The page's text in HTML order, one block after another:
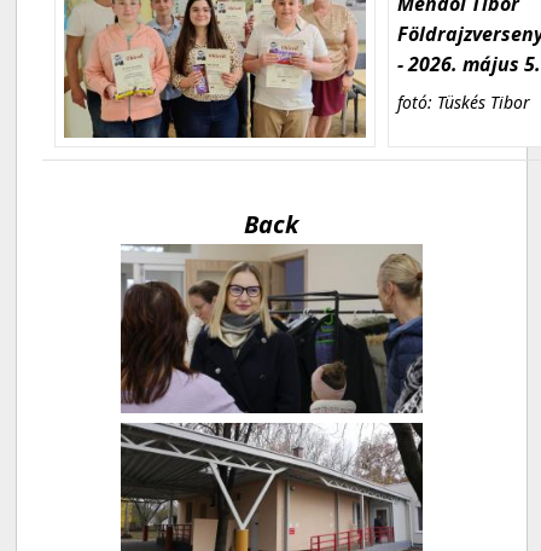
- 2026. május 5.
fotó: Tüskés Tibor
Back